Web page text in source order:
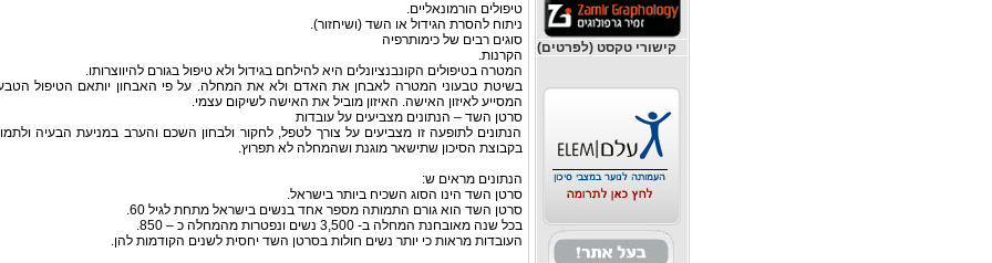
קישורי טקסט (לפרטים)
טיפולים הורמונאליים.
ניתוח להסרת הגידול או השד (ושיחזור).
סוגים רבים של כימותרפיה
הקרנות.
המטרה בטיפולים הקונבנציונלים היא להילחם בגידול ולא טיפול בגורם להיווצרותו.
בשיטת טבעוני המטרה לאבחן את האדם ולא את המחלה. על פי האבחון יותאם הטיפול
המסייע לאיזון האישה. האיזון מוביל את האישה לשיקום עצמי.
סרטן השד – הנתונים מצביעים על עובדות
הנתונים לתופעה זו מצביעים על צורך לטפל, לחקור ולבחון השכם והערב במניעת הבעיה
בקבוצת הסיכון שתישאר מוגנת ושהמחלה לא תפרוץ.
הנתונים מראים ש:
סרטן השד הינו הסוג השכיח ביותר בישראל.
סרטן השד הוא גורם התמותה מספר אחד בנשים בישראל מתחת לגיל 60.
בכל שנה מאובחנת המחלה ב- 3,500 נשים ונפטרות מהמחלה כ – 850.
העובדות מראות כי יותר נשים חולות בסרטן השד יחסית לשנים הקודמות להן.